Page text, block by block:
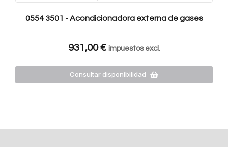
0554 3501 - Acondicionadora externa de gases
931,00€ impuestos excl.
Consultar disponibilidad